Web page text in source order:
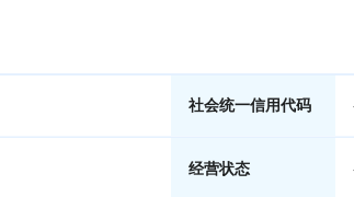
社会统一信用代码
经营状态